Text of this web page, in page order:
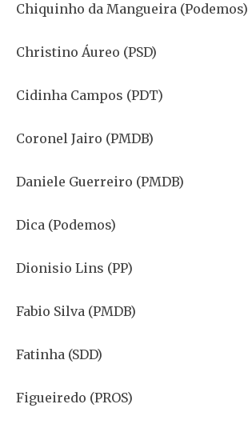
Chiquinho da Mangueira (Podemos)
Christino Áureo (PSD)
Cidinha Campos (PDT)
Coronel Jairo (PMDB)
Daniele Guerreiro (PMDB)
Dica (Podemos)
Dionisio Lins (PP)
Fabio Silva (PMDB)
Fatinha (SDD)
Figueiredo (PROS)